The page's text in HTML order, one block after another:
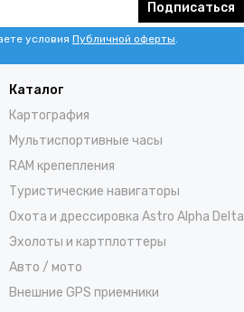
Подписаться
условия Публичной оферты.
Каталог
Картография
Мультиспортивные часы
RAM крепепления
Туристические навигаторы
Охота и дрессировка Astro Alpha Delta
Эхолоты и картплоттеры
Авто / мото
Внешние GPS приемники